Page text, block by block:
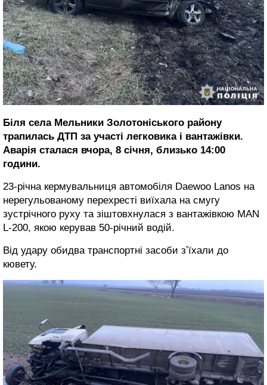
Біля села Мельники Золотоніського району
трапилась ДТП за участі легковика і вантажівки.
Аварія сталася вчора, 8 січня, близько 14:00
години.
23-річна кермувальниця автомобіля Daewoo Lanos на
нерегульованому перехресті виїхала на смугу
зустрічного руху та зіштовхнулася з вантажівкою MAN
L-200, якою керував 50-річний водій.
Від удару обидва транспортні засоби зʼїхали до
кювету.